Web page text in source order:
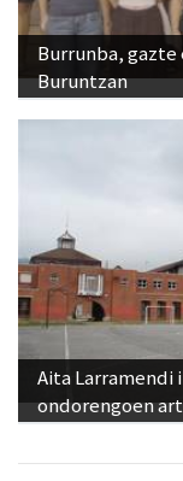
Burrunba,
Buruntzan
Aita
ondorengoen